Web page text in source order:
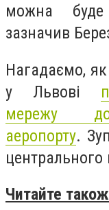
можна
зазначив
Нагадаємо,
у Львові
мережу
аеропорту.
центрального
Читайте